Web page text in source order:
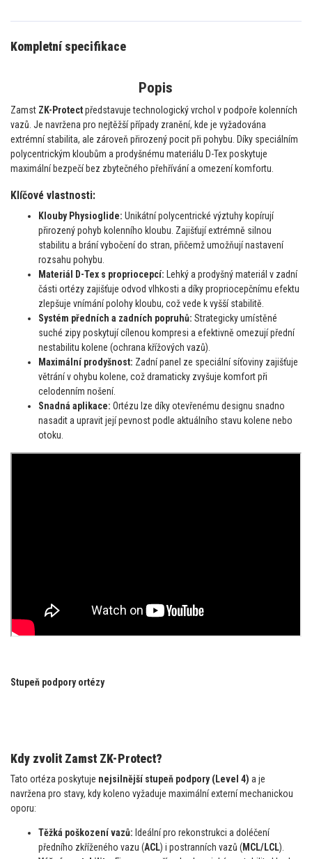
Kompletní specifikace
Popis
Zamst ZK-Protectpředstavuje technologický vrchol v podpoře kolenních
vazů. Je navržena pro nejtěžší případy zranění, kde je vyžadována
extrémní stabilita, ale zároveň přirozený pocit při pohybu. Díky speciálním
polycentrickým kloubům a prodyšnému materiálu D-Tex poskytuje
maximální bezpečí bez zbytečného přehřívání a omezení komfortu.
Klíčové vlastnosti:
Klouby Physioglide: Unikátní polycentrické výztuhy kopírují
přirozený pohyb kolenního kloubu. Zajišťují extrémně silnou
stabilitu a brání vybočení do stran, přičemž umožňují nastavení
rozsahu pohybu.
Materiál D-Tex s propriocepcí: Lehký a prodyšný materiál v zadní
části ortézy zajišťuje odvod vlhkosti a díky propriocepčnímu efektu
zlepšuje vnímání polohy kloubu, což vede k vyšší stabilitě.
Systém předních a zadních popruhů: Strategicky umístěné
suché zipy poskytují cílenou kompresi a efektivně omezují přední
nestabilitu kolene (ochrana křížových vazů).
Maximální prodyšnost: Zadní panel ze speciální síťoviny zajišťuje
větrání v ohybu kolene, což dramaticky zvyšuje komfort při
celodenním nošení.
Snadná aplikace: Ortézu lze díky otevřenému designu snadno
nasadit a upravit její pevnost podle aktuálního stavu kolene nebo
otoku.
Stupeň podpory ortézy
Kdy zvolit Zamst ZK-Protect?
Tato ortéza poskytuje nejsilnější stupeň podpory (Level 4) a je
navržena pro stavy, kdy koleno vyžaduje maximální externí mechanickou
oporu:
Těžká poškození vazů: Ideální pro rekonstrukci a doléčení
předního zkříženého vazu (ACL) i postranních vazů (MCL/LCL).